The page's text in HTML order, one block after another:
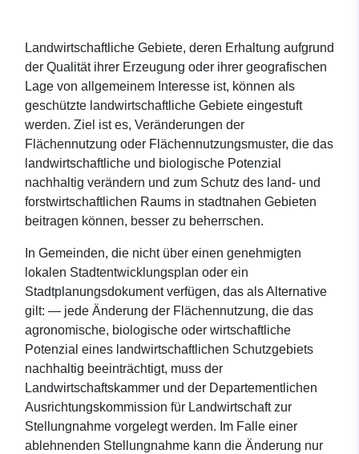
Landwirtschaftliche Gebiete, deren Erhaltung aufgrund
der Qualität ihrer Erzeugung oder ihrer geografischen
Lage von allgemeinem Interesse ist, können als
geschützte landwirtschaftliche Gebiete eingestuft
werden. Ziel ist es, Veränderungen der
Flächennutzung oder Flächennutzungsmuster, die das
landwirtschaftliche und biologische Potenzial
nachhaltig verändern und zum Schutz des land- und
forstwirtschaftlichen Raums in stadtnahen Gebieten
beitragen können, besser zu beherrschen.
In Gemeinden, die nicht über einen genehmigten
lokalen Stadtentwicklungsplan oder ein
Stadtplanungsdokument verfügen, das als Alternative
gilt: — jede Änderung der Flächennutzung, die das
agronomische, biologische oder wirtschaftliche
Potenzial eines landwirtschaftlichen Schutzgebiets
nachhaltig beeinträchtigt, muss der
Landwirtschaftskammer und der Departementlichen
Ausrichtungskommission für Landwirtschaft zur
Stellungnahme vorgelegt werden. Im Falle einer
ablehnenden Stellungnahme kann die Änderung nur